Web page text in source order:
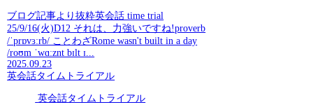
ブログ記事より抜粋英会話 time trial
25/9/16(火)D12 それは、力強いですね!proverb
/ˈprɒvɜːrb/ ことわざRome wasn't built in a day
/roʊm ˈwɑːznt bɪlt ɪ...
2025.09.23
英会話タイムトライアル
英会話タイムトライアル